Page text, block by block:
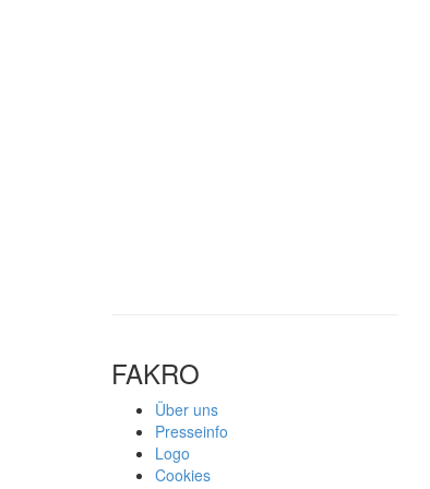
FAKRO
Über uns
Presseinfo
Logo
Cookies